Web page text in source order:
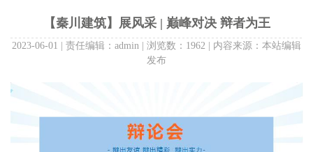
【秦川建筑】展风采 | 巅峰对决 辩者为王
2023-06-01 | 责任编辑：admin | 浏览数：1962 | 内容来源：本站编辑
发布